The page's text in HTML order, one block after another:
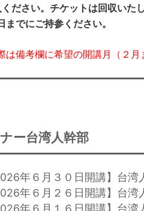
ください。チケットは回収いた
までにご持参ください。
備考欄に希望の開講月（２月
ー台湾人幹部
年６月３０日開講】台湾
年６月２６日開講】台湾
年６月１６日開講】台湾